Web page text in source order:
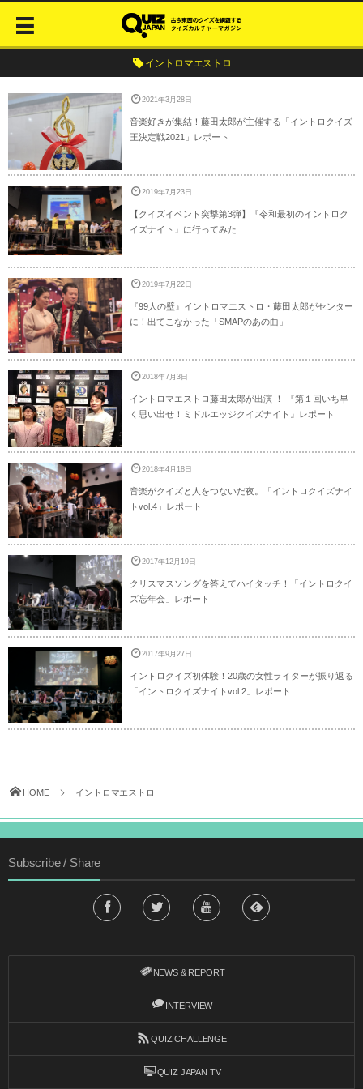
イントロマエストロ
2021年3月28日
音楽好きが集結！藤田太郎が主催する「イントロクイズ
王決定戦2021」レポート
2019年7月23日
【クイズイベント突撃第3弾】『令和最初のイントロク
イズナイト』に行ってみた
2019年7月22日
『99人の壁』イントロマエストロ・藤田太郎がセンター
に！出てこなかった「SMAPのあの曲」
2018年7月3日
イントロマエストロ藤田太郎が出演 ！ 『第１回いち早
く思い出せ！ミドルエッジクイズナイト』レポート
2018年4月18日
音楽がクイズと人をつないだ夜。「イントロクイズナイ
トvol.4」レポート
2017年12月19日
クリスマスソングを答えてハイタッチ！「イントロクイ
ズ忘年会」レポート
2017年9月27日
イントロクイズ初体験！20歳の女性ライターが振り返る
「イントロクイズナイトvol.2」レポート
HOME イントロマエストロ
Subscribe / Share
NEWS & REPORT
INTERVIEW
QUIZ CHALLENGE
QUIZ JAPAN TV